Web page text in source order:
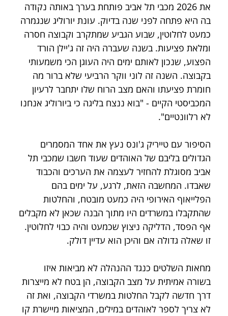
את 2026 מכבי תל אביב פותחת בערך באותה נקודה
בה היא פתחה לפני שנה בדיוק. עונת יורוליג שנגמרה
כמעט לחלוטין, שבוע הגביע שמתקרב וקבוצה חסרה
ומלאת פציעות. בשנה שעברה היה זה ג'יילן הורד
הפצוע, שנכון לאותם ימים היה העוגן הכי משמעותי
בקבוצה. השנה זה לוני ווקר הרביעי שלא ברור מה
חומרת פציעתו והאם מצב הרוח שלו יתחבר לרעיון
המכביסטי הקיים - "בוא ננצח בליגה כי ביורוליג אנחנו
לא רלוונטיים".
הסיפור עם טייריק ג'ונס נעץ את אחד המסמרים
הגדולים בליבם של האוהדים שעוד חשבו שמכבי תל
אביב מסוגלת להחזיר לעצמה את הערכים והכבוד
שאבדו. המחשבה הזאת, לרגע, על ימים בהם
הפלייאוף האירופי היה כמעט מובטח, והחלטות
שהתקבלו במשרדים היו מתוך הבנה שכאן לא מקבלים
אף הפסד, הדליקה ניצוץ שכמעט והיה כבוי לחלוטין.
זו שאלה גדולה אם והיכן הוא עדיין דולק.
מחאות השלטים כנגד ההנהלה לא מביאות איזו
בשורה אמיתית על מצב הקבוצה, הן בטח לא מייצרות
דרך חדשה לקבל החלטות במשרדי הקבוצה, ואת זה
לא צריך לספר לאוהדים במילים, המציאות מיישרת קו